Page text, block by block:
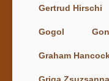
Gertrud Hirschi
Gogol
Graham